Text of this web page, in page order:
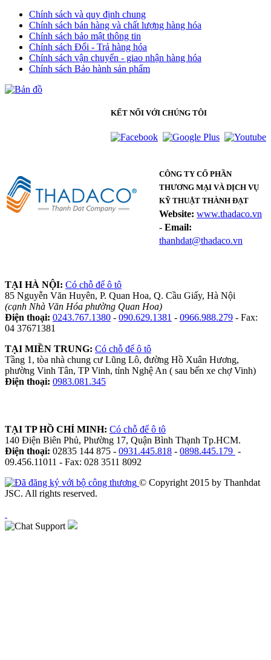
Chính sách và quy định chung
Chính sách bán hàng và chất lượng hàng hóa
Chính sách bảo mật thông tin
Chính sách Đổi - Trả hàng hóa
Chính sách vận chuyển - giao nhận hàng hóa
Chính sách Bảo hành sản phẩm
KẾT NỐI VỚI CHÚNG TÔI
CÔNG TY CỔ PHẦN
THƯƠNG MẠI VÀ DỊCH VỤ
KỸ THUẬT THÀNH ĐẠT
Website: www.thadaco.vn
- Email:
thanhdat@thadaco.vn
TẠI HÀ NỘI: Có chỗ để ô tô
85 Nguyễn Văn Huyên, P. Quan Hoa, Q. Cầu Giấy, Hà Nội
(cạnh Nhà Văn Hóa phường Quan Hoa)
Điện thoại: 0243.767.1380 - 090.629.1381 - 0966.988.279 - Fax:
04 37671381
TẠI MIỀN TRUNG: Có chỗ để ô tô
Tầng 1, tòa nhà chung cư Lũng Lô, đường Hồ Xuân Hương,
phường Vinh Tân, TP Vinh, tỉnh Nghệ An ( sau bến xe chợ Vinh)
Điện thoại: 0983.081.345
TẠI TP HỒ CHÍ MINH: Có chỗ để ô tô
140 Điện Biên Phủ, Phường 17, Quận Bình Thạnh Tp.HCM.
Điện thoại: 02835 144 875 - 0931.445.818 - 0898.445.179 -
09.456.11011 - Fax: 028 3511 8092
© Copyright 2015 by Thanhdat
JSC. All rights reserved.